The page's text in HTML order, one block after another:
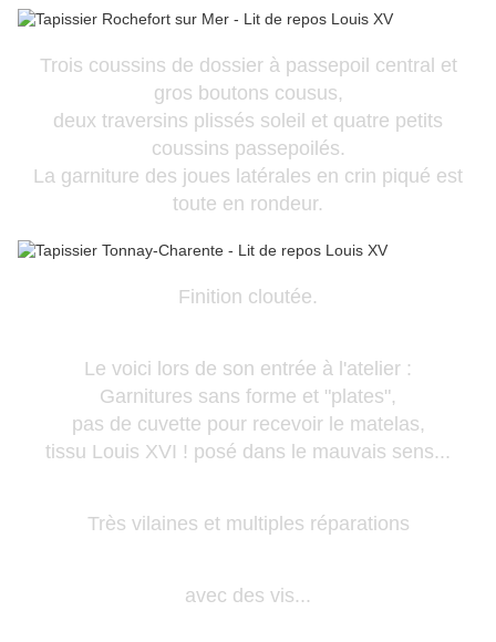
Trois coussins de dossier à passepoil central et
gros boutons cousus,
deux traversins plissés soleil et quatre petits
coussins passepoilés.
La garniture des joues latérales en crin piqué est
toute en rondeur.
Finition cloutée.
Le voici lors de son entrée à l'atelier :
Garnitures sans forme et "plates",
pas de cuvette pour recevoir le matelas,
tissu Louis XVI ! posé dans le mauvais sens...
Très vilaines et multiples réparations
avec des vis...